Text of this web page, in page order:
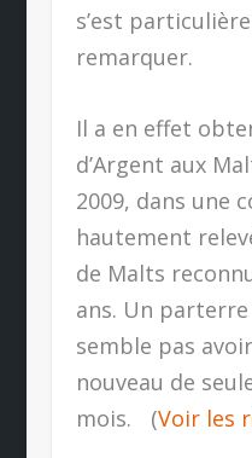
s’est
remarquer.
Il a en effet
d’Argent aux
2009, dans une
hautement
de Malts
ans. Un
semble pas
nouveau de
mois. (Voir les